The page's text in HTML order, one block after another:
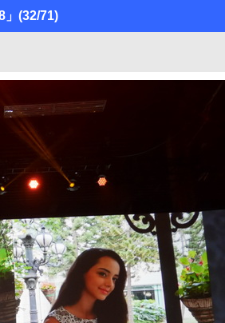
(32/71)